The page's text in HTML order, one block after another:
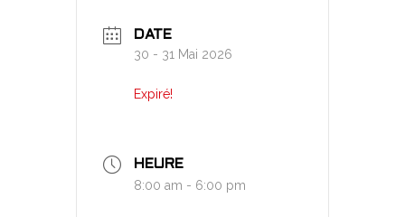
DATE
30 - 31 Mai 2026
Expiré!
HEURE
8:00 am - 6:00 pm